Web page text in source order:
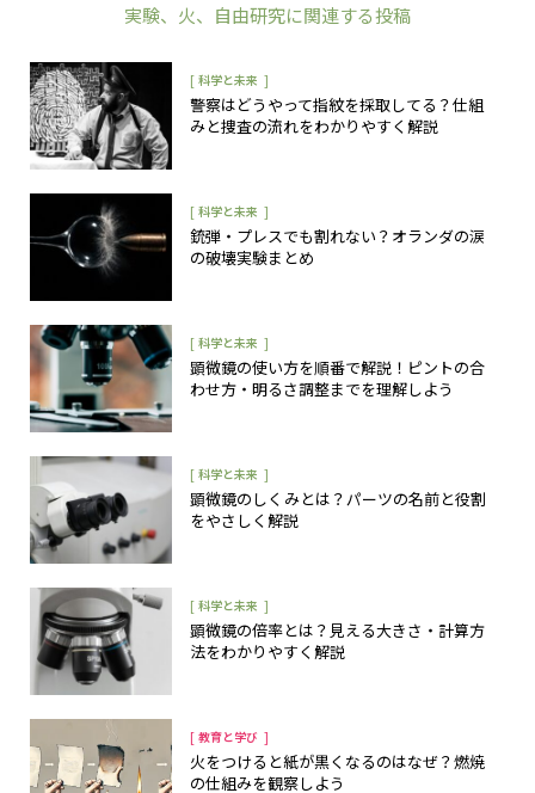
実験、 火、 自由研究に関連する投稿
[ 科学と未来 ]
警察はどうやって指紋を採取してる？仕組
みと捜査の流れをわかりやすく解説
[ 科学と未来 ]
銃弾・プレスでも割れない？オランダの涙
の破壊実験まとめ
[ 科学と未来 ]
顕微鏡の使い方を順番で解説！ピントの合
わせ方・明るさ調整までを理解しよう
[ 科学と未来 ]
顕微鏡のしくみとは？パーツの名前と役割
をやさしく解説
[ 科学と未来 ]
顕微鏡の倍率とは？見える大きさ・計算方
法をわかりやすく解説
[ 教育と学び ]
火をつけると紙が黒くなるのはなぜ？燃焼
の仕組みを観察しよう